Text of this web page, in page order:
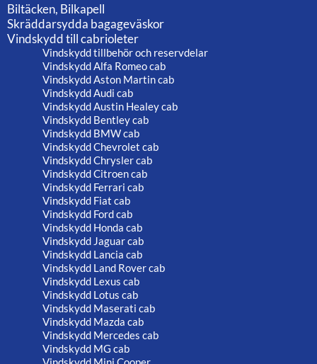
Biltäcken, Bilkapell
Skräddarsydda bagageväskor
Vindskydd till cabrioleter
Vindskydd tillbehör och reservdelar
Vindskydd Alfa Romeo cab
Vindskydd Aston Martin cab
Vindskydd Audi cab
Vindskydd Austin Healey cab
Vindskydd Bentley cab
Vindskydd BMW cab
Vindskydd Chevrolet cab
Vindskydd Chrysler cab
Vindskydd Citroen cab
Vindskydd Ferrari cab
Vindskydd Fiat cab
Vindskydd Ford cab
Vindskydd Honda cab
Vindskydd Jaguar cab
Vindskydd Lancia cab
Vindskydd Land Rover cab
Vindskydd Lexus cab
Vindskydd Lotus cab
Vindskydd Maserati cab
Vindskydd Mazda cab
Vindskydd Mercedes cab
Vindskydd MG cab